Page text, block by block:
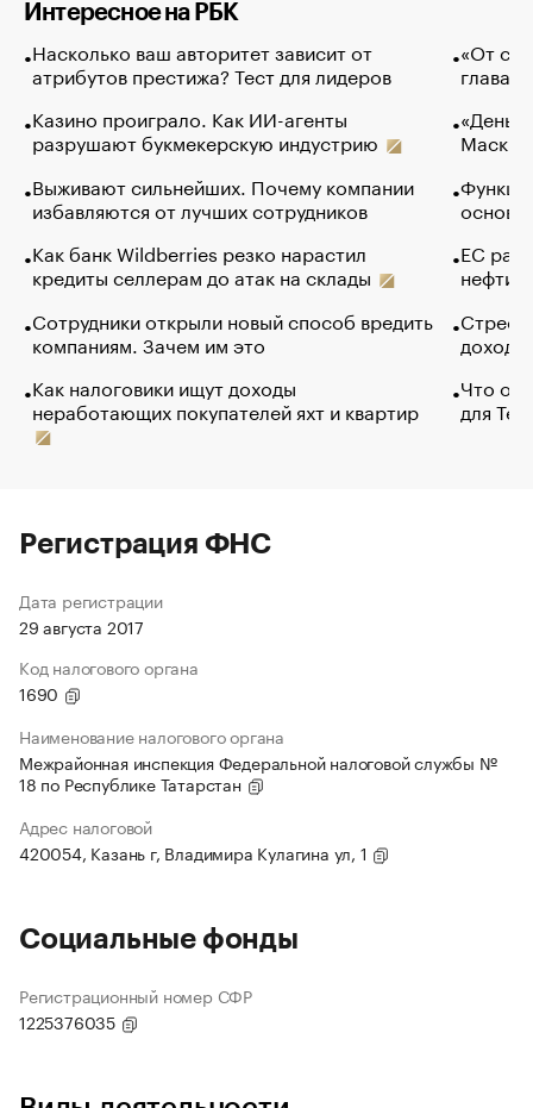
Интересное на РБК
Насколько ваш авторитет зависит от
атрибутов престижа? Тест для лидеров
Казино проиграло. Как ИИ-агенты
разрушают букмекерскую индустрию
Выживают сильнейших. Почему компании
избавляются от лучших сотрудников
Как банк Wildberries резко нарастил
кредиты селлерам до атак на склады
Сотрудники открыли новый способ вредить
компаниям. Зачем им это
Как налоговики ищут доходы
неработающих покупателей яхт и квартир
«От
глава
Маск в
основ
ЕС
нефти
Что
для
Регистрация ФНС
Дата регистрации
29 августа 2017
Код налогового органа
1690
Наименование налогового органа
Межрайонная инспекция Федеральной налоговой службы №
18 по Республике Татарстан
Адрес налоговой
420054, Казань г, Владимира Кулагина ул, 1
Социальные фонды
Регистрационный номер СФР
1225376035